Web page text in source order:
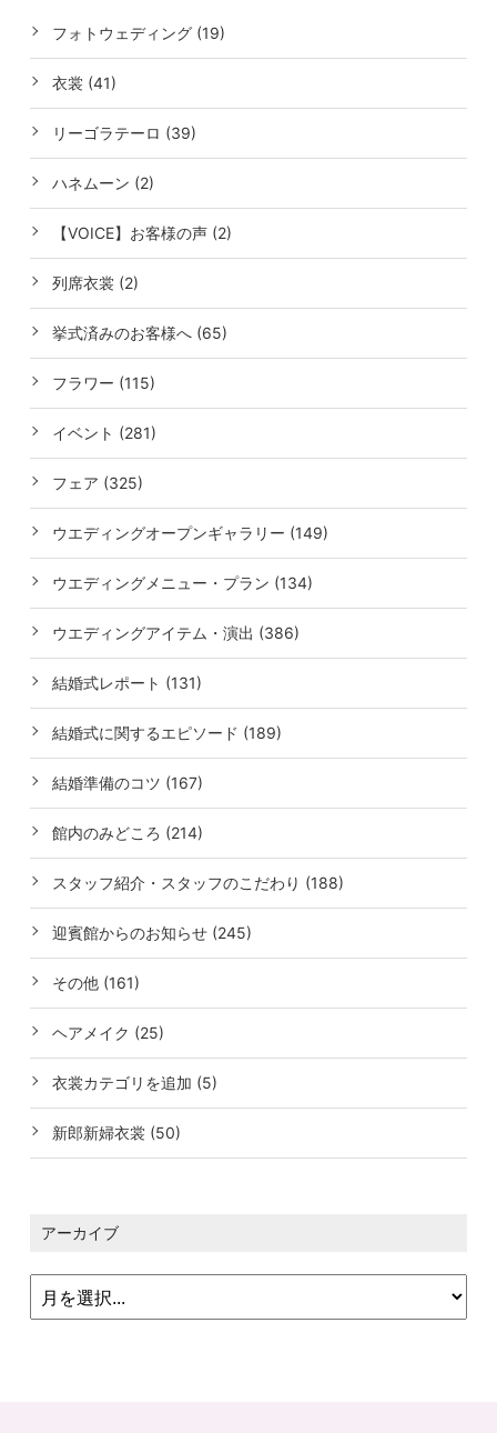
フォトウェディング (19)
衣裳 (41)
リーゴラテーロ (39)
ハネムーン (2)
【VOICE】お客様の声 (2)
列席衣裳 (2)
挙式済みのお客様へ (65)
フラワー (115)
イベント (281)
フェア (325)
ウエディングオープンギャラリー (149)
ウエディングメニュー・プラン (134)
ウエディングアイテム・演出 (386)
結婚式レポート (131)
結婚式に関するエピソード (189)
結婚準備のコツ (167)
館内のみどころ (214)
スタッフ紹介・スタッフのこだわり (188)
迎賓館からのお知らせ (245)
その他 (161)
ヘアメイク (25)
衣裳カテゴリを追加 (5)
新郎新婦衣裳 (50)
アーカイブ